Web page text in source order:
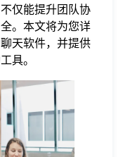
仅能提升团队协
。本文将为您详
天软件，并提供
具。